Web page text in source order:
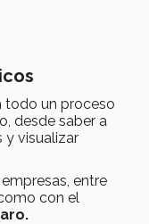
todo un proceso
desde saber a
y visualizar
entre
con el